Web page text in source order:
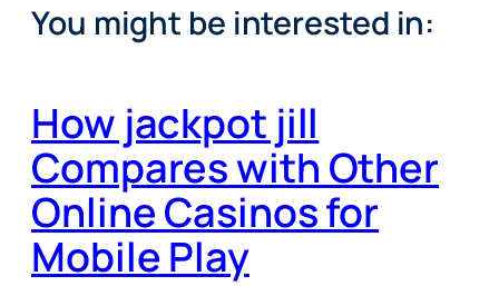
You might be interested in:
How jackpot jill
Compares with Other
Online Casinos for
Mobile Play